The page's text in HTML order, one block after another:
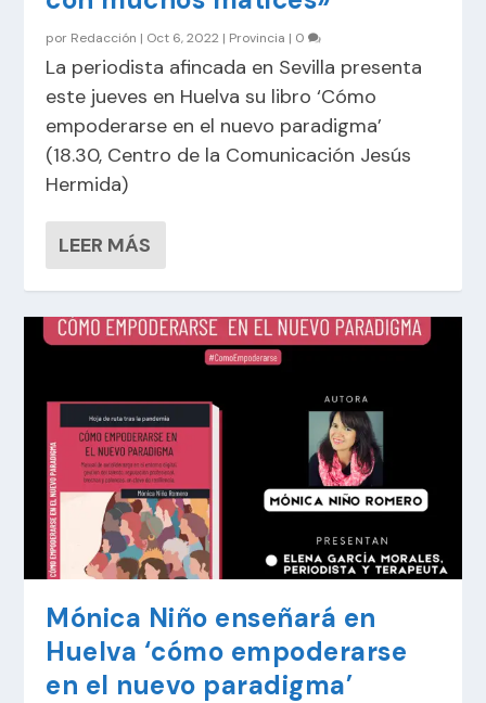
por Redacción | Oct 6, 2022 | Provincia | 0
La periodista afincada en Sevilla presenta
este jueves en Huelva su libro ‘Cómo
empoderarse en el nuevo paradigma’
(18.30, Centro de la Comunicación Jesús
Hermida)
LEER MÁS
Mónica Niño enseñará en
Huelva ‘cómo empoderarse
en el nuevo paradigma’